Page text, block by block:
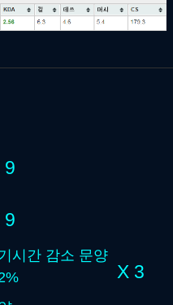
9
9
시간 감소 문양
X 3